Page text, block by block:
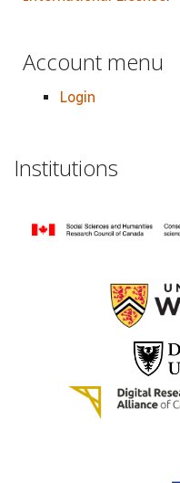
Account menu
Login
Institutions